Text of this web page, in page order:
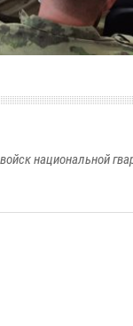
национальной